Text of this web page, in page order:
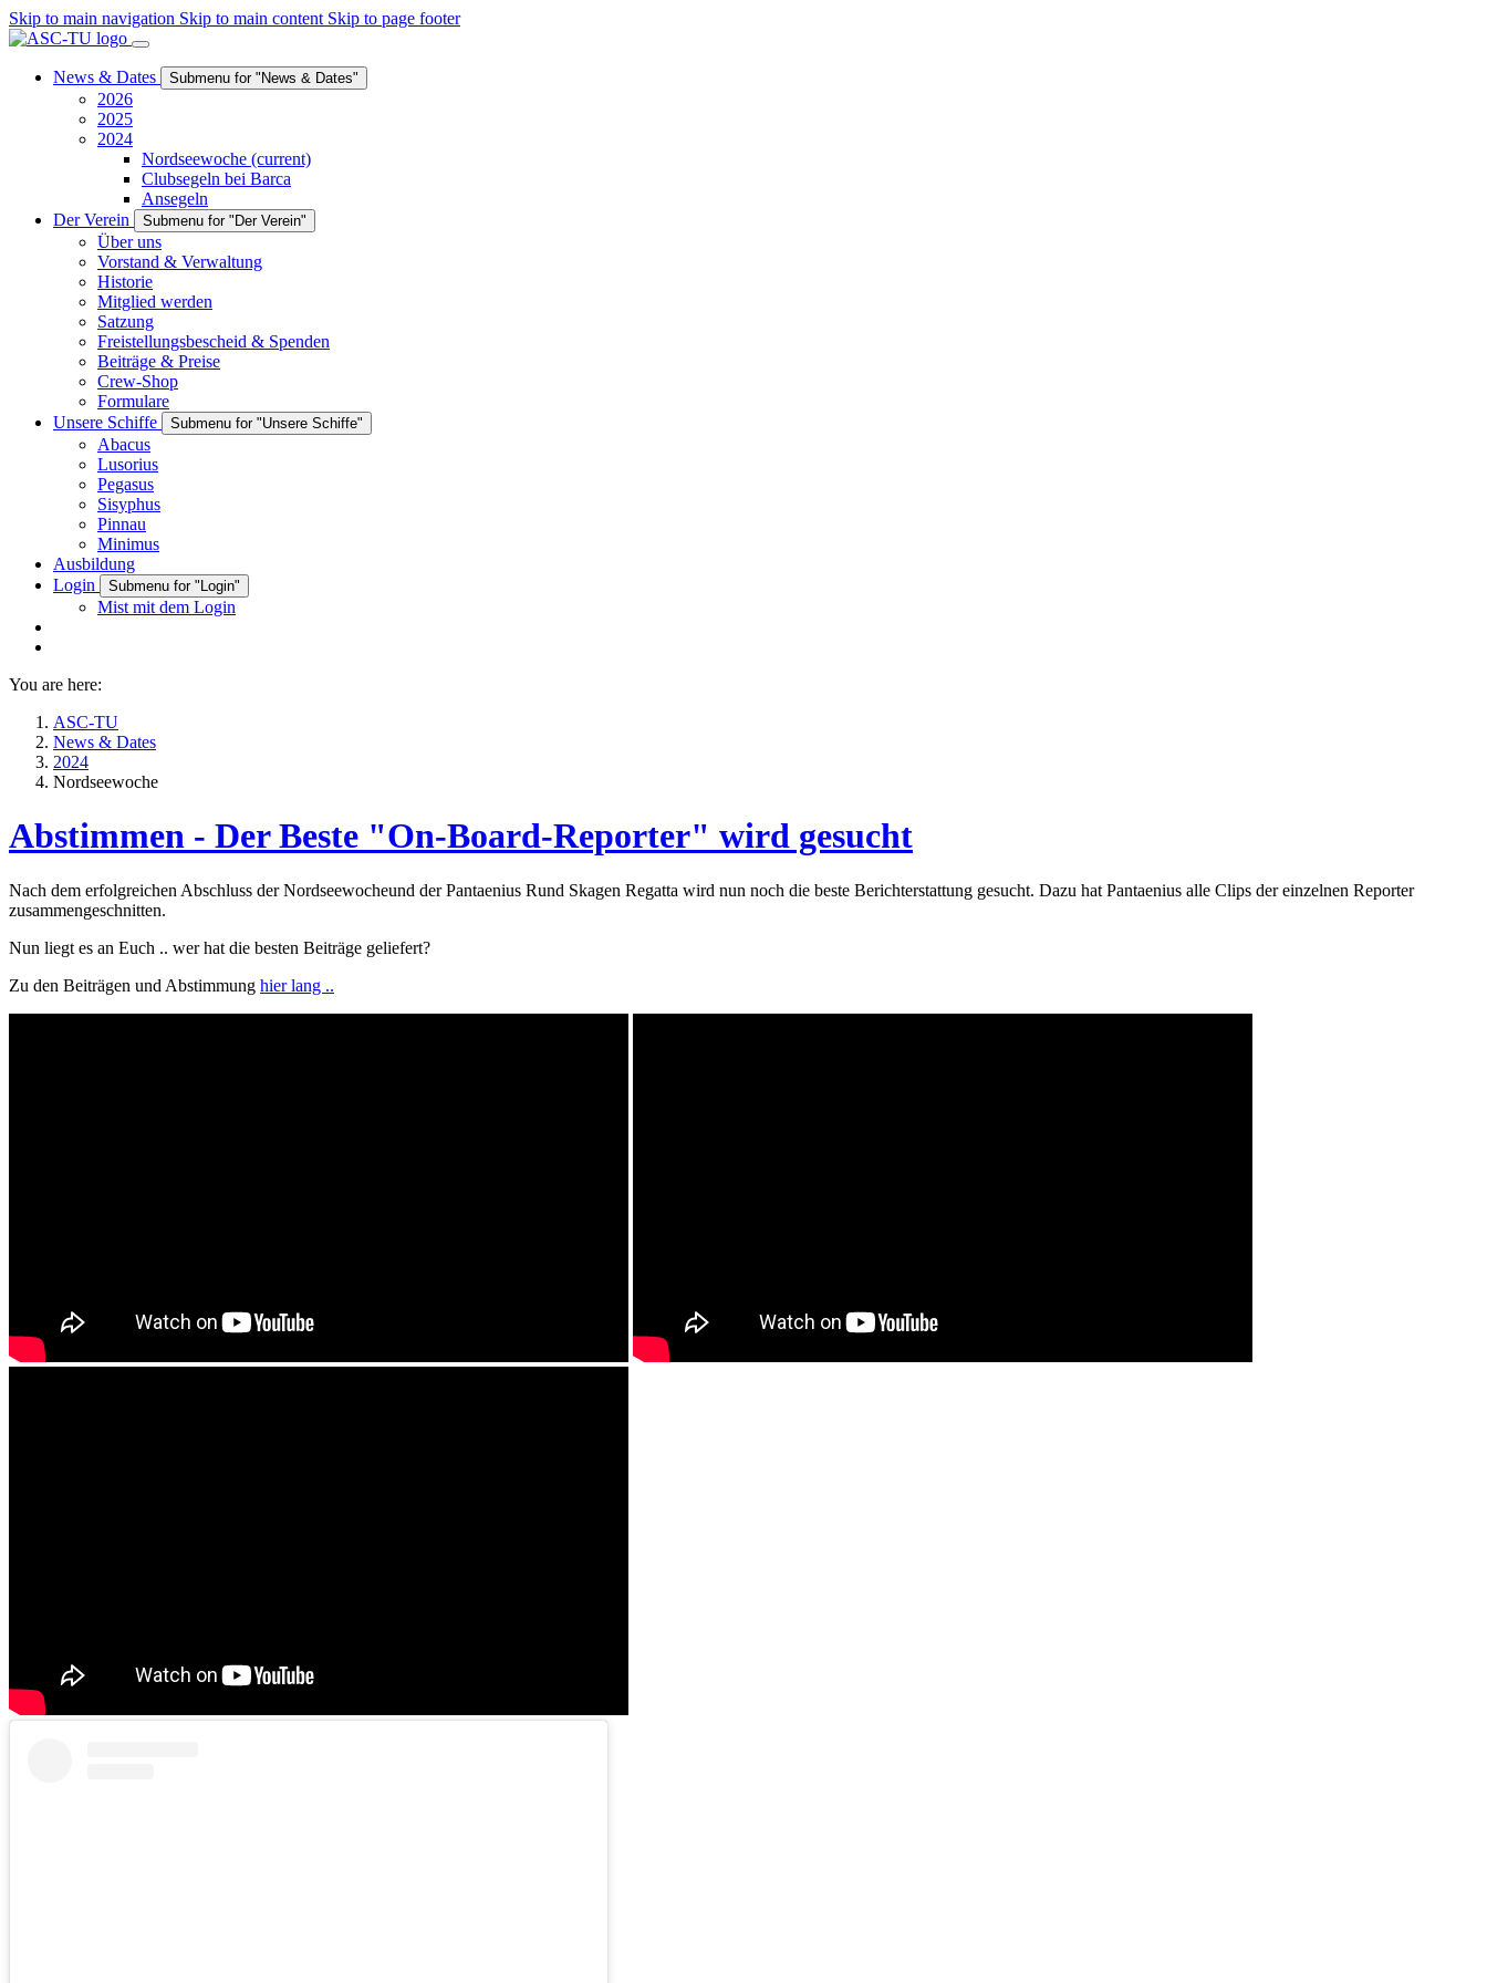
Skip to main navigation Skip to main content Skip to page footer
News & Dates Submenu for "News & Dates"
2026
2025
2024
Nordseewoche (current)
Clubsegeln bei Barca
Ansegeln
Der Verein
Submenu for "Der Verein"
Über uns
Vorstand & Verwaltung
Historie
Mitglied werden
Satzung
Freistellungsbescheid & Spenden
Beiträge & Preise
Crew-Shop
Formulare
Unsere Schiffe
Submenu for "Unsere Schiffe"
Abacus
Lusorius
Pegasus
Sisyphus
Pinnau
Minimus
Ausbildung
Login
Submenu for "Login"
Mist mit dem Login
You are here:
ASC-TU
News & Dates
2024
Nordseewoche
Abstimmen - Der Beste "On-Board-Reporter" wird gesucht
Nach dem erfolgreichen Abschluss der Nordseewocheund der Pantaenius Rund Skagen Regatta wird nun noch die beste Berichterstattung gesucht. Dazu hat Pantaenius alle Clips der einzelnen Reporter
zusammengeschnitten.
Nun liegt es an Euch .. wer hat die besten Beiträge geliefert?
Zu den Beiträgen und Abstimmung hier lang ..